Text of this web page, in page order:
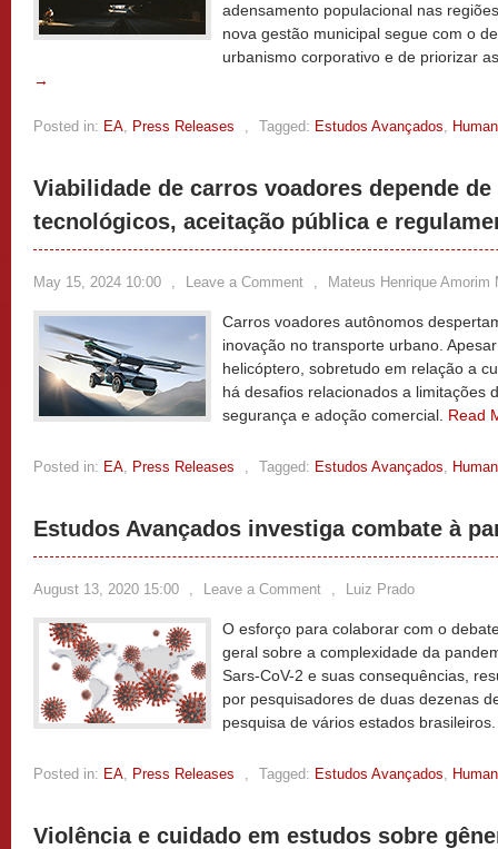
adensamento populacional nas
nova gestão municipal segue com o
urbanismo corporativo e de priorizar
→
Posted in: EA, Press Releases , Tagged: Estudos Avançados,
Viabilidade de carros voadores depende
tecnológicos, aceitação pública e
May 15, 2024 10:00 , Leave a Comment , Mateus Henrique Amorim
Carros voadores autônomos
inovação no transporte urbano.
helicóptero, sobretudo em relação a
há desafios relacionados a limitações
segurança e adoção comercial. Read
Posted in: EA, Press Releases , Tagged: Estudos Avançados,
Estudos Avançados investiga combate à
August 13, 2020 15:00 , Leave a Comment , Luiz Prado
O esforço para colaborar com o
geral sobre a complexidade da
Sars-CoV-2 e suas consequências,
por pesquisadores de duas dezenas
pesquisa de vários estados
Posted in: EA, Press Releases , Tagged: Estudos Avançados,
Violência e cuidado em estudos sobre